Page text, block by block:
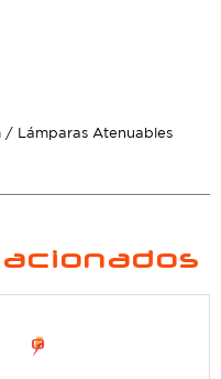
/ Lámparas Atenuables